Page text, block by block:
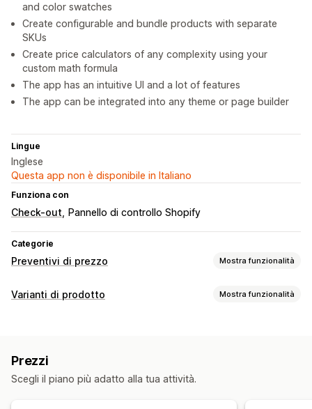
and color swatches
Create configurable and bundle products with separate
SKUs
Create price calculators of any complexity using your
custom math formula
The app has an intuitive UI and a lot of features
The app can be integrated into any theme or page builder
Lingue
Inglese
Questa app non è disponibile in Italiano
Funziona con
Check-out Pannello di controllo Shopify
Categorie
Preventivi di prezzo Mostra funzionalità
Regole di determinazione dei prezzi
Personalizzazione
Modulo di preventivo
Caricamento di file
Varianti di prodotto Mostra funzionalità
Font Date
Caricamento di file Selezione multipla
Prezzi
Scegli il piano più adatto alla tua attività.